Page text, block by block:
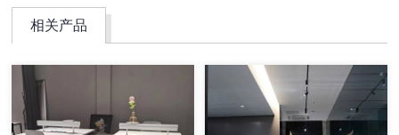
相关产品